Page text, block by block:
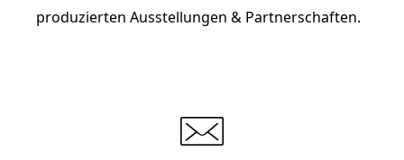
produzierten Ausstellungen & Partnerschaften.